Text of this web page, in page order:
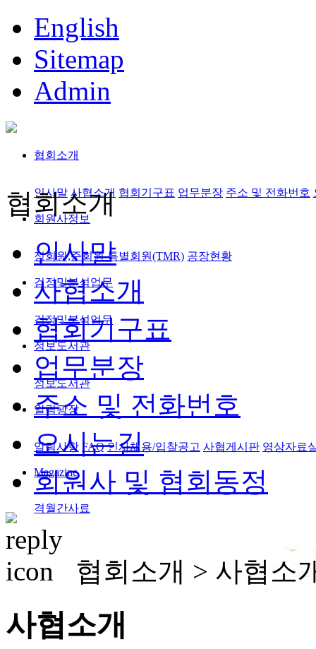
English
Sitemap
Admin
협회소개
인사말 사협소개 협회기구표 업무분장 주소 및 전화번호
회원사정보
정회원,준회원 특별회원(TMR) 공장현황
검정및분석업무
검정및분석업무
정보도서관
정보도서관
알림광장
알림사항 FAQ 인사채용/입찰공고 사협게시판 영상자료
Magazine
격월간사료
협회소개
인사말
사협소개
협회기구표
업무분장
주소 및 전화번호
오시는길
회원사 및 협회동정
협회소개 > 사협소
사협소개